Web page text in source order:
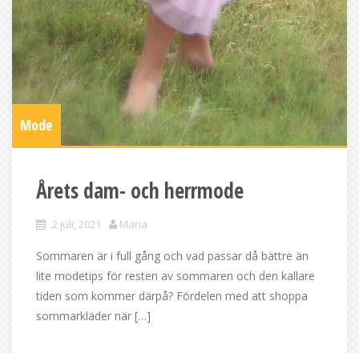
Mode
Årets dam- och herrmode
2 juli, 2021 Maria
Sommaren är i full gång och vad passar då bättre än
lite modetips för resten av sommaren och den kallare
tiden som kommer därpå? Fördelen med att shoppa
sommarkläder när […]